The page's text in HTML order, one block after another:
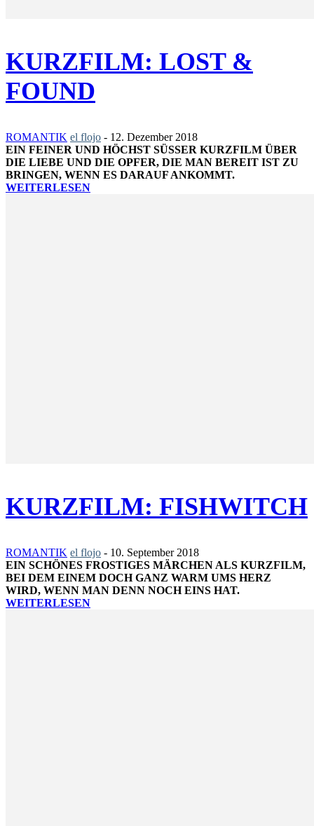
KURZFILM: LOST &
FOUND
ROMANTIK el flojo - 12. Dezember 2018
EIN FEINER UND HÖCHST SÜSSER KURZFILM ÜBER D
IE LIEBE UND DIE OPFER, DIE MAN BEREIT IST ZU B
RINGEN, WENN ES DARAUF ANKOMMT.
WEITERLESEN
KURZFILM: FISHWITCH
ROMANTIK el flojo - 10. September 2018
EIN SCHÖNES FROSTIGES MÄRCHEN ALS KURZFILM,
BEI DEM EINEM DOCH GANZ WARM UMS HERZ
WIRD, WENN MAN DENN NOCH EINS HAT.
WEITERLESEN